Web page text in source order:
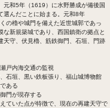
元和5年（1619）に水野勝成が備後国
選んだことに始まる。元和8年
の櫓や城門を備えた近世城郭であっ
新規築城であり、西国鎮衛の拠点と
天守、伏見櫓、筋鉄御門、石垣、門跡
戸内海交通の監視
石垣、黒い鉄板張り、福山城博物館
ある
門が現存する
ていた点が特徴で、現在の再建天守で